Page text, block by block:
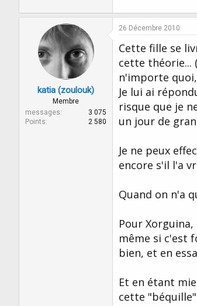
katia (zoulouk)
Membre
messages
3 075
Points
2 580
26 Décembre 2010
Cette fille se
cette théorie...
n'importe
Je lui ai
risque que je
un jour de
Je ne peux
encore s'il l'a
Quand on n'a
Pour
même si c'est
bien, et en
Et en étant
cette